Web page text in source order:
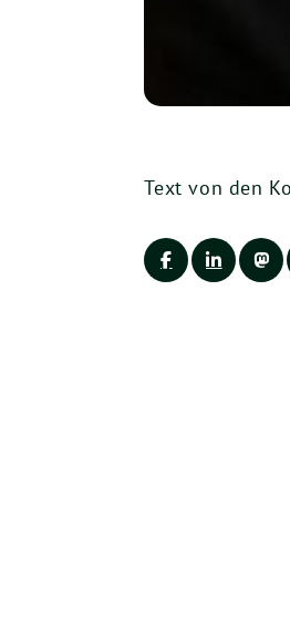
Text von den